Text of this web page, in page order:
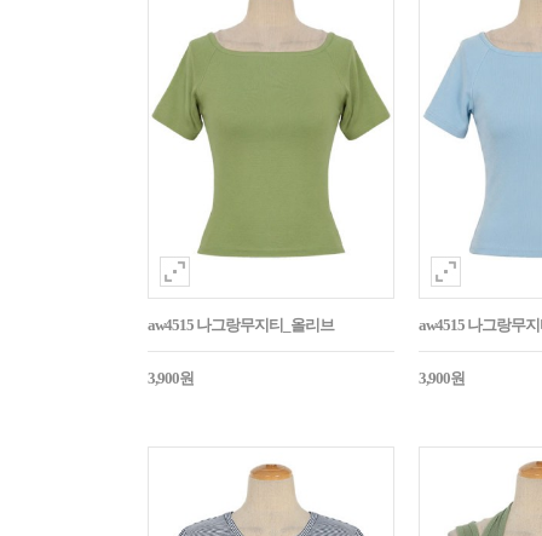
aw4515 나그랑무지티_올리브
3,900원
aw4515 나그랑무
3,900원